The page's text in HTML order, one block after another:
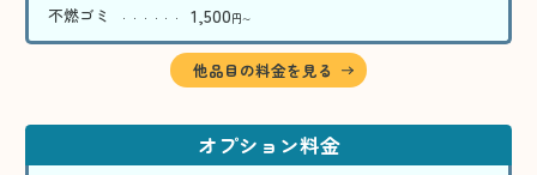
不燃ゴミ 1,500円〜
他品目の料金を見る
オプション料金